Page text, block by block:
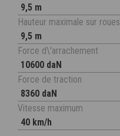
9,5 m
Hauteur maximale sur roues
9,5 m
Force d\'arrachement
10600 daN
Force de traction
8360 daN
Vitesse maximum
40 km/h